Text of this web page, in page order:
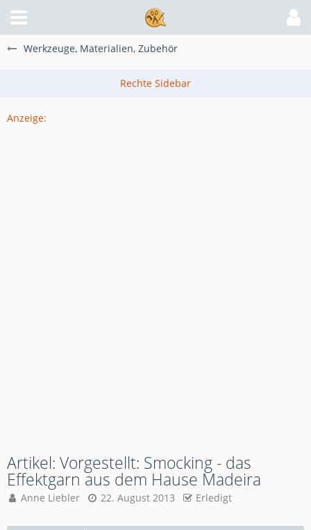
Werkzeuge, Materialien, Zubehör
Anzeige:
Artikel: Vorgestellt: Smocking - das
Effektgarn aus dem Hause Madeira
Anne Liebler 22. August 2013 Erledigt